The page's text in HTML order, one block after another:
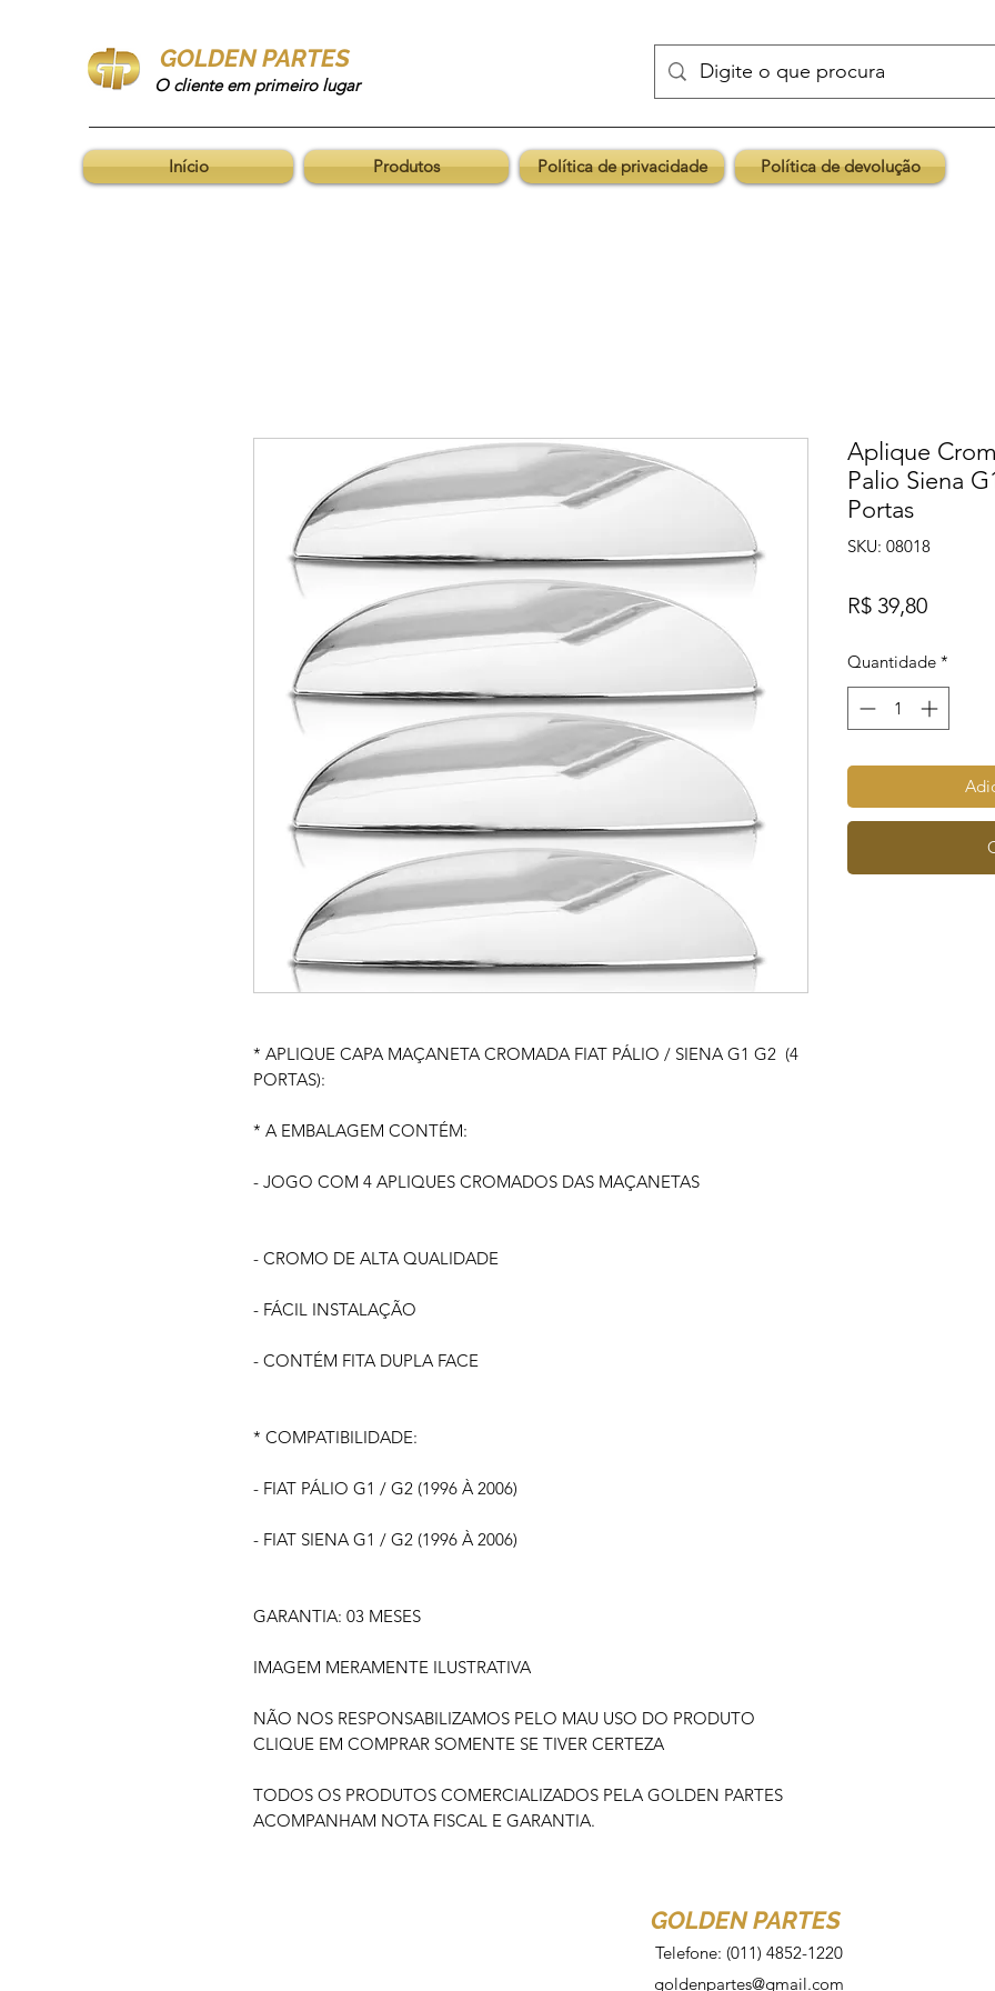
GOLDEN PARTES
O cliente em primeiro lugar
Início Produtos Política de privacidade Política de devolução
* APLIQUE CAPA MAÇANETA CROMADA FIAT PÁLIO / SIENA G1 G2 (4
PORTAS):
* A EMBALAGEM CONTÉM:
- JOGO COM 4 APLIQUES CROMADOS DAS MAÇANETAS
- CROMO DE ALTA QUALIDADE
- FÁCIL INSTALAÇÃO
- CONTÉM FITA DUPLA FACE
* COMPATIBILIDADE:
- FIAT PÁLIO G1 / G2 (1996 À 2006)
- FIAT SIENA G1 / G2 (1996 À 2006)
GARANTIA: 03 MESES
IMAGEM MERAMENTE ILUSTRATIVA
NÃO NOS RESPONSABILIZAMOS PELO MAU USO DO PRODUTO
CLIQUE EM COMPRAR SOMENTE SE TIVER CERTEZA
TODOS OS PRODUTOS COMERCIALIZADOS PELA GOLDEN PARTES
ACOMPANHAM NOTA FISCAL E GARANTIA.
Aplique
Palio Siena
Portas
SKU: 08018
R$ 39,80Preço
Quantidade *
GOLDEN PARTES
Telefone: (011) 4852-1220
goldenpartes@gmail.com